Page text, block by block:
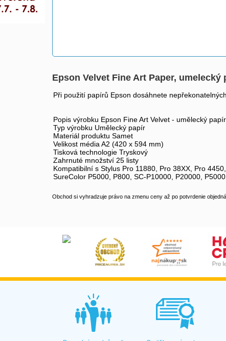
Epson Velvet Fine Art Paper, umelecký
Při použití papírů Epson dosáhnete
Popis výrobku Epson Fine Art Velvet - umělecký
Typ výrobku Umělecký papír
Materiál produktu Samet
Velikost média A2 (420 x 594 mm)
Tisková technologie Tryskový
Zahrnuté množství 25 listy
Kompatibilní s Stylus Pro 11880, Pro 38XX, Pro
SureColor P5000, P800, SC-P10000, P20000,
Obchod si vyhradzuje právo na zmenu ceny až po potvrdenie